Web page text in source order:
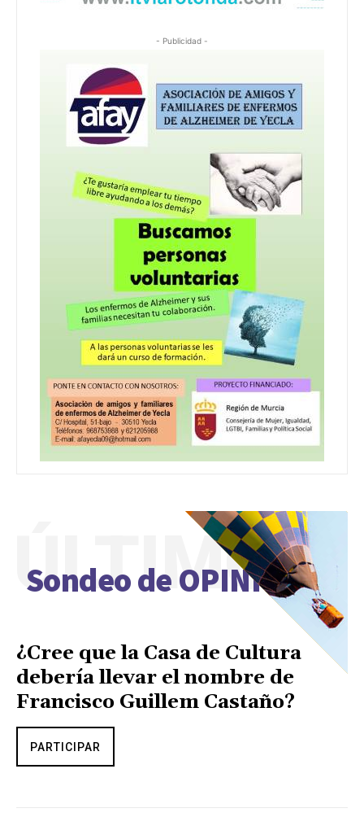
- Publicidad -
Sondeo de OPINIÓN
ÚLTIMO
¿Cree que la Casa de Cultura
debería llevar el nombre de
Francisco Guillem Castaño?
PARTICIPAR